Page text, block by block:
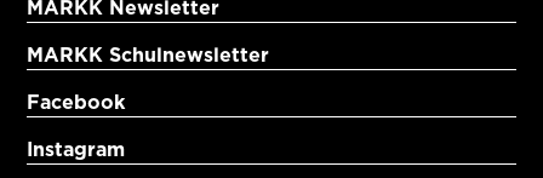
MARKK Newsletter
MARKK Schulnewsletter
Facebook
Instagram